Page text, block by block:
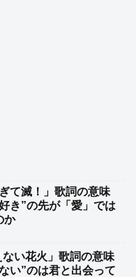
て滅！」歌詞の意味
き”の先が「愛」では
か
い花火」歌詞の意味
い”のは君と出会って